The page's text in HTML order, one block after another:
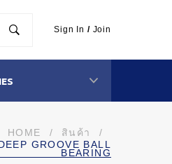
Sign In / Join
HOME / สินค้า
/
GROOVE BALL
BEARING